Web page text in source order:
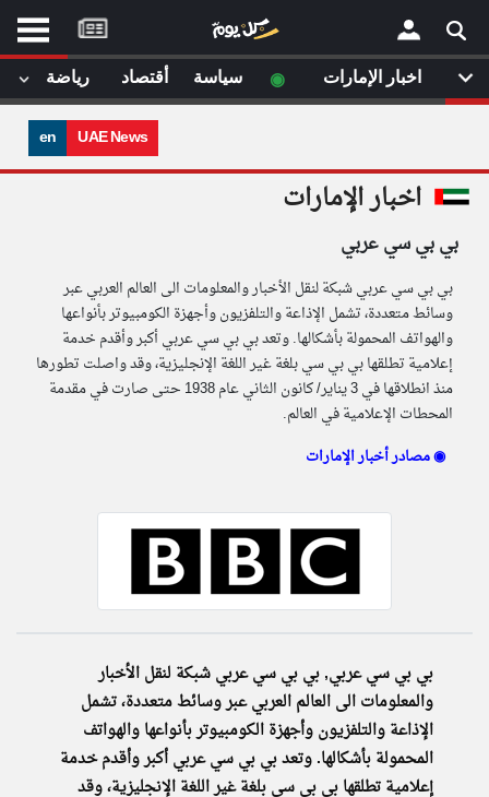
من نحن
إتصل بنا
شروط الاستخدام
سياسة الخصوصية
الحقوق الفكرية
تغيير الدولة
مصادر الأخبار من الإمارات
أهم اخبار الإمارات العاجلة والمباشرة
×
en UAE News
اخبار الإمارات
بي بي سي عربي
بي بي سي عربي شبكة لنقل الأخبار والمعلومات الى العالم العربي عبر
وسائط متعددة، تشمل الإذاعة والتلفزيون وأجهزة الكومبيوتر بأنواعها
والهواتف المحمولة بأشكالها. وتعد بي بي سي عربي أكبر وأقدم خدمة
إعلامية تطلقها بي بي سي بلغة غير اللغة الإنجليزية، وقد واصلت تطورها
منذ انطلاقها في 3 يناير/ كانون الثاني عام 1938 حتى صارت في مقدمة
المحطات الإعلامية في العالم.
مصادر أخبار الإمارات ◉
بي بي سي عربي, بي بي سي عربي شبكة لنقل الأخبار
والمعلومات الى العالم العربي عبر وسائط متعددة، تشمل
الإذاعة والتلفزيون وأجهزة الكومبيوتر بأنواعها والهواتف
المحمولة بأشكالها. وتعد بي بي سي عربي أكبر وأقدم خدمة
إعلامية تطلقها بي بي سي بلغة غير اللغة الإنجليزية، وقد
اخبار الإمارات ◉ سياسة أقتصاد رياضة
موقع
كل
يوم
لم تقم بقراءة اي مقال مؤخرا
klyoum.com